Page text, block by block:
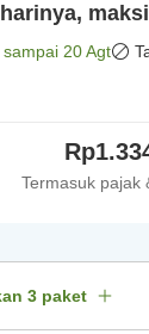
20 Agt
Termasuk pajak
3 paket